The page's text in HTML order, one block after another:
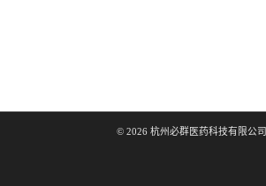
© 2026 杭州必群医药科技有限公司